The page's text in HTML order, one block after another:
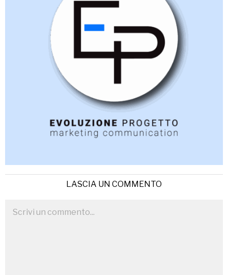
LASCIA UN COMMENTO